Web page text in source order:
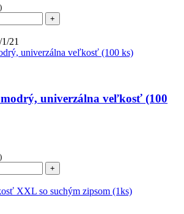
21
univerzálna veľkosť (100